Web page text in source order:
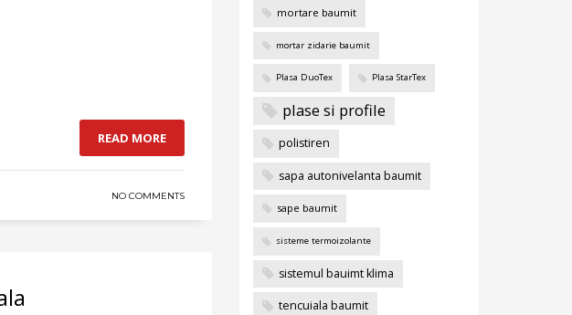
READ MORE
NO COMMENTS
mortare baumit
mortar zidarie baumit
Plasa DuoTex Plasa StarTex
plase si profile
polistiren
sapa autonivelanta baumit
sape baumit
sisteme termoizolante
sistemul bauimt klima
tencuiala baumit